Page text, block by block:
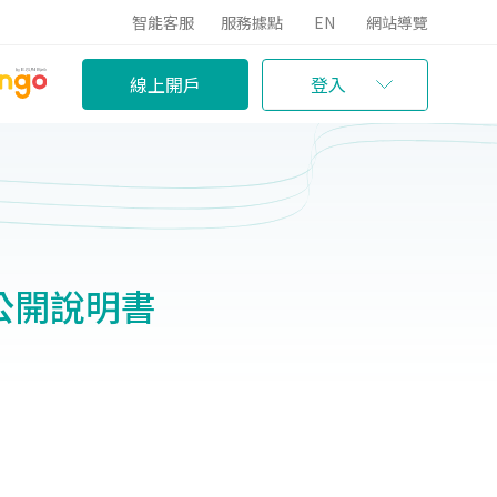
智能客服 服務據點 EN 網站導覽
線上開戶 登入
說明書